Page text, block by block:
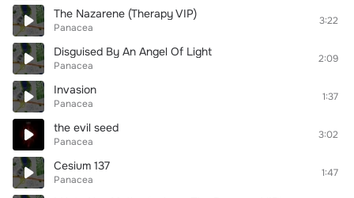
The Nazarene (Therapy VIP)
Panacea
3:22
Disguised By An Angel Of Light
Panacea
2:09
Invasion
Panacea
1:37
the evil seed
Panacea
3:02
Cesium 137
Panacea
1:47